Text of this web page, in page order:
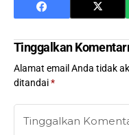
Tinggalkan
Alamat email Anda tidak
ditandai*